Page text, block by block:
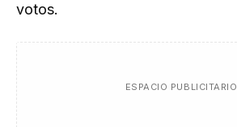
votos.
ESPACIO PUBLICITARIO